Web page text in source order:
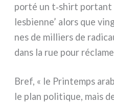
por­té un t‑shirt por­tant
lesbien­ne’ alors que
nes de mil­liers de
dans la rue pour
Bref, « le Printemps
le plan poli­ti­que, mais